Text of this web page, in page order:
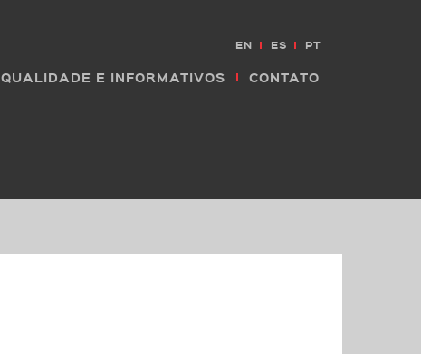
EN ES PT
QUALIDADE E INFORMATIVOS CONTATO